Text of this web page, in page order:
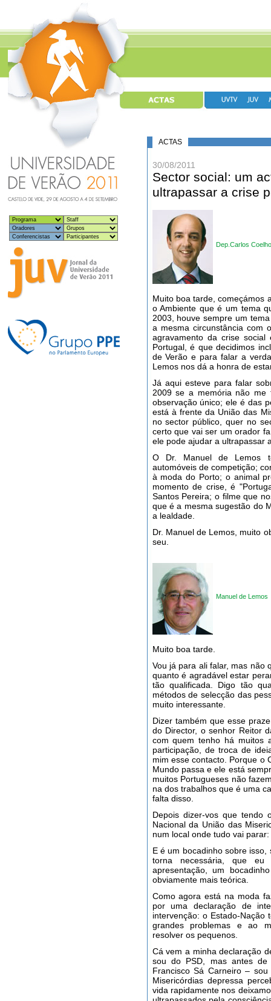
ACTAS
30/08/2011
Sector social: um
ultrapassar a crise
Dep.Carlos Coelho
Muito boa tarde, começámos
o Ambiente que é um tema
2003, houve sempre um
a mesma circunstância com
agravamento da crise
Portugal, é que decidimos
de Verão e para falar a
Lemos nos dá a honra de
Já aqui esteve para falar
2009 se a memória não me
observação único; ele é das
está à frente da União das
no sector público, quer no
certo que vai ser um orador
ele pode ajudar a ultrapassar
O Dr. Manuel de Lemos
automóveis de competição;
à moda do Porto; o animal
momento de crise, é
Santos Pereira; o filme que
que é a mesma sugestão do
a lealdade.
Dr. Manuel de Lemos, muito
seu.
Manuel de Lemos
Muito boa tarde.
Vou já para ali falar, mas não
quanto é agradável estar
tão qualificada. Digo tão
métodos de selecção das
muito interessante.
Dizer também que esse
do Director, o senhor Reitor
com quem tenho há muitos
participação, de troca de
mim esse contacto. Porque o
Mundo passa e ele está
muitos Portugueses não
na dos trabalhos que é uma
falta disso.
Depois dizer-vos que tendo
Nacional da União das
num local onde tudo vai
E é um bocadinho sobre
torna necessária, que
apresentação, um
obviamente mais teórica.
Como agora está na moda
por uma declaração de
intervenção: o Estado-Nação
grandes problemas e ao
resolver os pequenos.
Cá vem a minha declaração
sou do PSD, mas antes
Francisco Sá Carneiro –
Misericórdias depressa
vida rapidamente nos